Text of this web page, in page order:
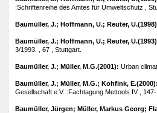
:Schriftenreihe des Amtes für Umweltschutz ,
Baumüller, J.; Hoffmann, U.; Reuter,
Baumüller, J.; Hoffmann, U.; Reuter,
3/1993. , 67 , Stuttgart.
Baumüller, J.; Müller, M.G.(2001): Urban
Baumüller, J.; Müller, M.G.; Kohfink, E.(2000):
Gesellschaft e.V. :Fachtagung Mettools IV , 147-
Baumüller, Jürgen; Müller, Markus Georg;